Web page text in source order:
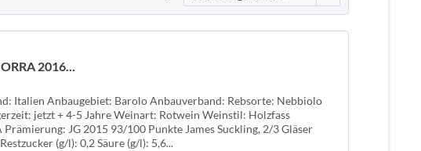
2016...
Italien Anbaugebiet: Barolo Anbauverband: Rebsorte: Nebbiolo
jetzt + 4-5 Jahre Weinart: Rotwein Weinstil: Holzfass
Prämierung: JG 2015 93/100 Punkte James Suckling, 2/3 Gläser
(g/l): 0,2 Säure (g/l): 5,6...